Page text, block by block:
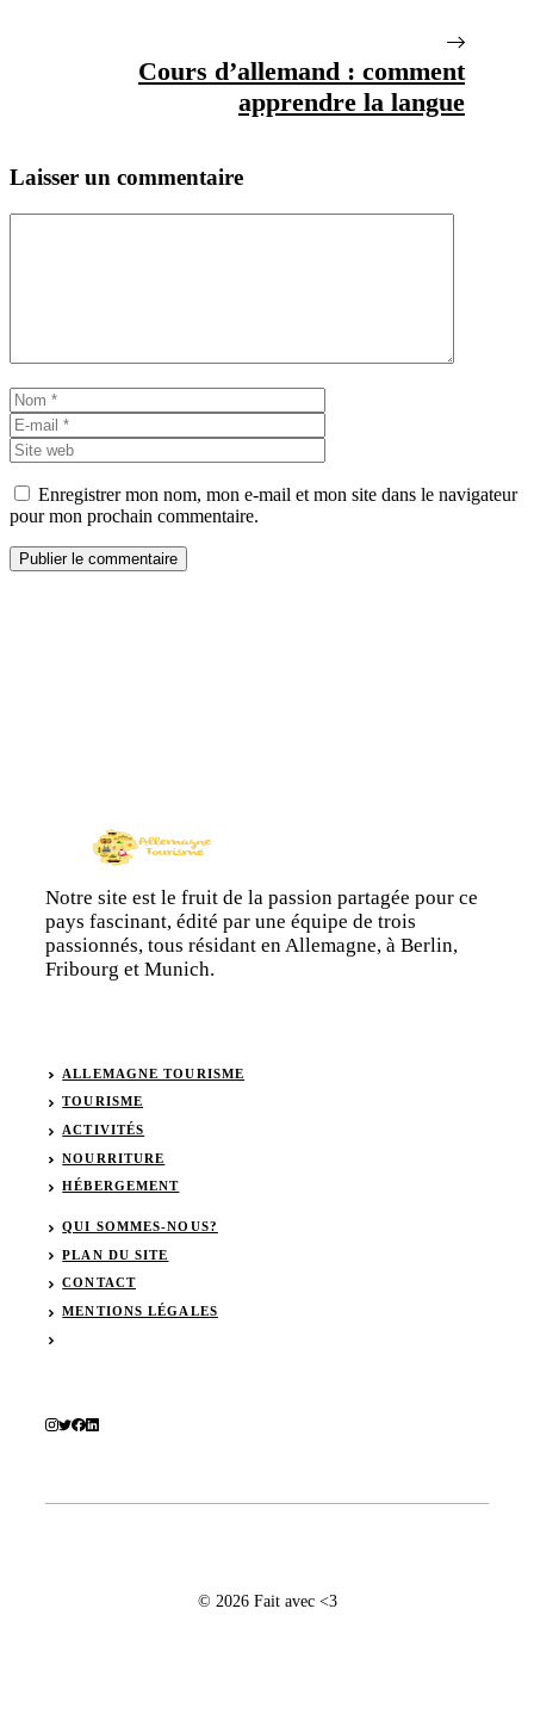
Cours d’allemand : comment
apprendre la langue
Laisser un commentaire
Nom
mail
web
Enregistrer mon nom, mon e-mail et mon site dans le navigateur
pour mon prochain commentaire.
Notre site est le fruit de la passion partagée pour ce
pays fascinant, édité par une équipe de trois
passionnés, tous résidant en Allemagne, à Berlin,
Fribourg et Munich.
ALLEMAGNE TOURISME
TOURISME
ACTIVITÉS
NOURRITURE
HÉBERGEMENT
QUI SOMMES-NOUS?
PLAN DU SITE
CONTACT
MENTIONS LÉGALES
© 2026 Fait avec <3